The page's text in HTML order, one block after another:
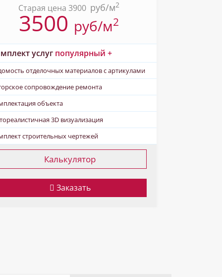
Старая цена 3900 pуб/м2
3500 pуб/м2
услуг популярный +
отделочных материалов с артикулами
сопровождение ремонта
объекта
3D визуализация
строительных чертежей
Калькулятор
Заказать